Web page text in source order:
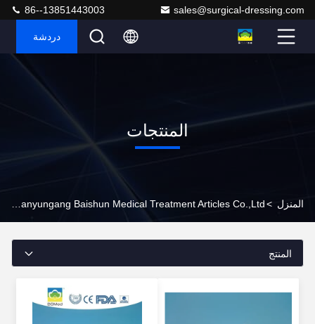
sales@surgical-dressing.com
86--13851443003
دردشة
المنتجات
المنزل >
المنتج